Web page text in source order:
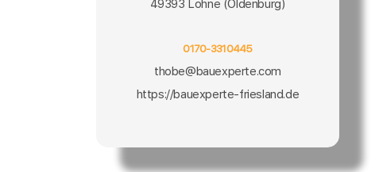
49393 Lohne (Oldenburg)
0170-3310445
thobe@bauexperte.com
https://bauexperte-friesland.de